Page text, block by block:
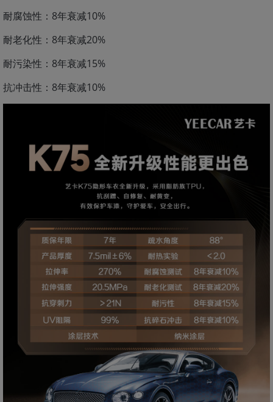
耐腐蚀性：8年衰减10%
耐老化性：8年衰减20%
耐污染性：8年衰减15%
抗冲击性：8年衰减10%